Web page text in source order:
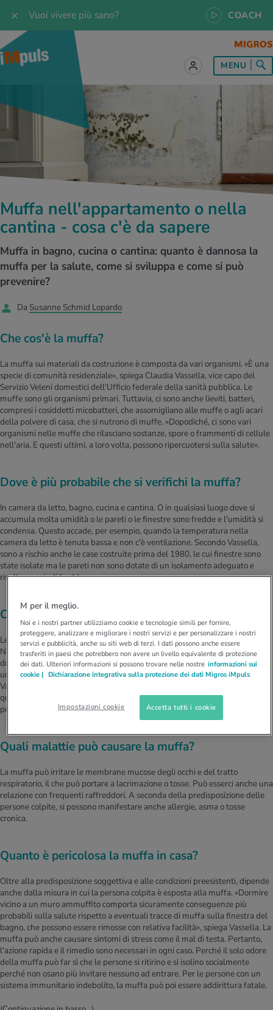
Vuoi vivere più sano? COACH
sul tema Alimentazione
ideale
alimentazione
sano
D’ATTUALITÀ NELL’AMBITO ALIMENTAZIONE
Calcolatore BMI
sul tema Movimento
& Jogging
e outdoor
D’ATTUALITÀ NELL’AMBITO MOVIMENTO
Calcola il consumo calorico
Corsa & Jogging
sul tema Rilassamento
di rilassamento
Life-Balance
D’ATTUALITÀ NELL’AMBITO RILASSAMENTO
Lavoro e salute
Rilassamento attivo
sul tema Medicina
per tutti i giorni
dello sport
specialistica
D’ATTUALITÀ NELL’AMBITO MEDICINA
Abbassare la pressione sanguigna
sul tema Servizio
test e quiz
iMpuls
D’ATTUALITÀ NELL’AMBITO SERVIZIO
Tool, test e quiz
MENU
Muffa nell'appartamento o nella
cantina - cosa c'è da sapere
Muffa in bagno, cucina o cantina: quanto è dannosa la
muffa per la salute, come si sviluppa e come si può
prevenire?
Da Susanne Schmid Lopardo
Che cos'è la muffa?
La muffa sui materiali da costruzione è composta da vari organismi. «È una
specie di comunità residenziale», spiega Claudia Vassella, vice capo del
Servizio Veleni domestici dell'Ufficio federale della sanità pubblica. Le
muffe sono gli organismi primari. Tuttavia, ci sono anche lieviti, batteri,
compresi i cosiddetti micobatteri, che assomigliano alle muffe o agli acari
della polvere di casa, che si nutrono di muffe. «Dopodiché, ci sono vari
organismi nelle muffe che rilasciano sostanze, spore o frammenti di cellule
nell'aria. E questi ultimi, a loro volta, possono ripercuotersi sulla salute».
Dove è più probabile che si verifichi la muffa?
In camera da letto, bagno, cucina e cantina. O in qualsiasi luogo dove si
accumula molta umidità o le pareti o le finestre sono fredde e l'umidità si
condensa. Questo accade, per esempio, quando la temperatura nella
camera da letto è tenuta bassa e non c'è ventilazione. Secondo Vassella,
sono a rischio anche le case costruite prima del 1980, le cui finestre sono
state isolate ma le pareti non sono dotate di un isolamento adeguato e
risultano quindi fredde.
Come penetra la muffa in casa?
Le spore della muffa entrano negli spazi interni attraverso la ventilazione.
Nell'aria esterna è sempre presente una certa quantità di muffe. «In estate,
dopo che ha piovuto per qualche giorno e quando poi fa caldo e c'è vento,
una quantità consistente di spore vola ed entra anche in casa», spiega
Vassella. «Si tratta di un processo normale. I problemi insorgono solo
quando gli ambienti interni presentano un elevato grado di umidità per un
periodo prolungato».
Quali malattie può causare la muffa?
La muffa può irritare le membrane mucose degli occhi e del tratto
respiratorio, il che può portare a lacrimazione o tosse. Può esserci anche una
relazione con frequenti raffreddori. A seconda della predisposizione delle
persone colpite, si possono manifestare anche allergie, asma o tosse
cronica.
Quanto è pericolosa la muffa in casa?
Oltre alla predisposizione soggettiva e alle condizioni preesistenti, dipende
anche dalla misura in cui la persona colpita è esposta alla muffa. «Dormire
vicino a un muro ammuffito comporta sicuramente conseguenze più
probabili sulla salute rispetto a eventuali tracce di muffa sulla finestra del
bagno, che possono essere rimosse con relativa facilità», spiega Vassella. La
muffa può anche causare sintomi di stress come il mal di testa. Pertanto,
l'azione rapida e il rimedio sono necessari in ogni caso. Perché il solo odore
della muffa può far sì che le persone si ritirino e si isolino socialmente
perché non osano più invitare nessuno ad entrare. Per le persone con un
sistema immunitario indebolito, la muffa può poi essere addirittura fatale.
M per il meglio.
Noi e i nostri partner utilizziamo cookie e tecnologie simili per fornire,
proteggere, analizzare e migliorare i nostri servizi e per personalizzare i nostri
servizi e pubblicità, anche su siti web di terzi. I dati possono anche essere
trasferiti in paesi che potrebbero non avere un livello equivalente di protezione
dei dati. Ulteriori informazioni si possono trovare nelle nostre informazioni sui
cookie | Dichiarazione integrativa sulla protezione dei dati Migros iMpuls
Impostazioni cookie Accetta tutti i cookie